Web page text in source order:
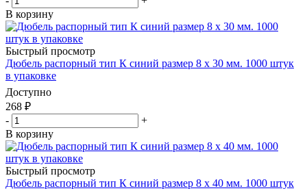
В корзину
Быстрый просмотр
Дюбель распорный тип К синий размер 8 х 30 мм. 1000 штук
в упаковке
Доступно
268 ₽
-
+
В корзину
Быстрый просмотр
Дюбель распорный тип К синий размер 8 х 40 мм. 1000 штук